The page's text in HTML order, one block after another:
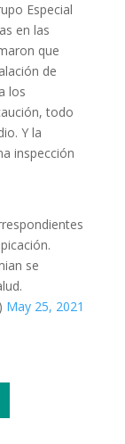
Especial
en las
que
de
los
todo
Y la
inspección
se
May 25, 2021